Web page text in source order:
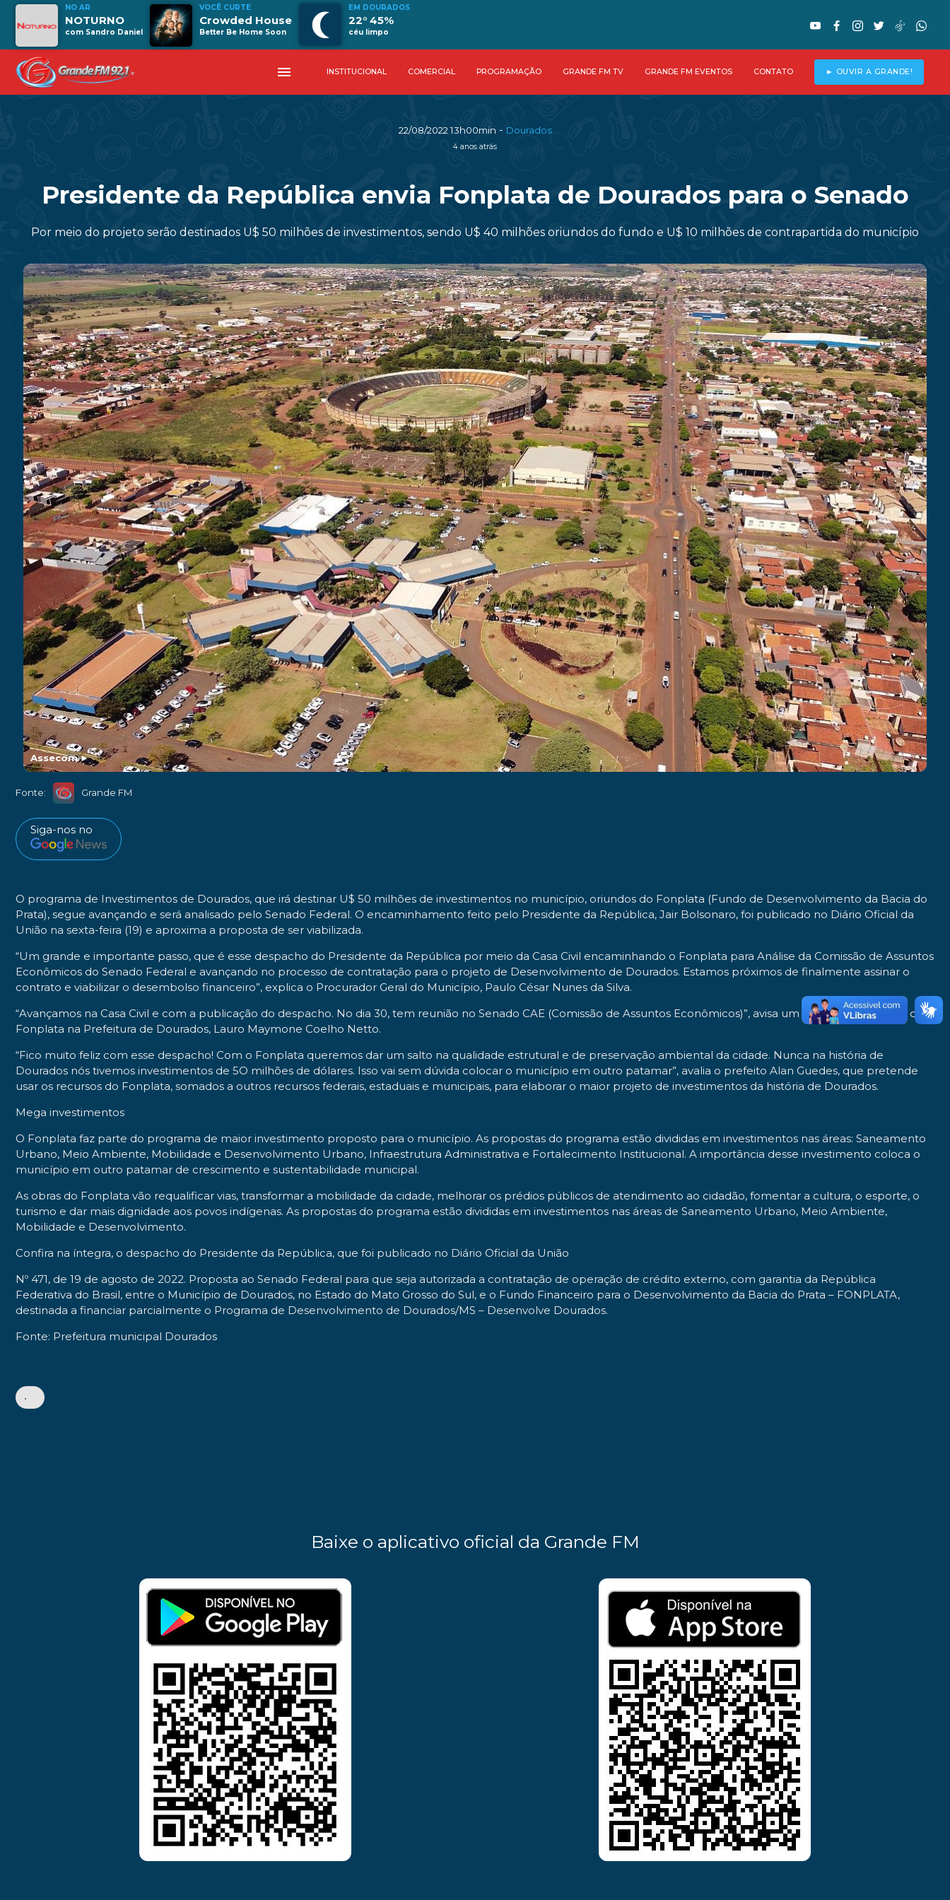
NO AR
NOTURNO
com Sandro Daniel
VOCÊ CURTE
Crowded House
Better Be Home Soon
EM DOURADOS
22° 45%
céu limpo
menu INSTITUCIONAL COMERCIAL PROGRAMAÇÃO GRANDE FM TV GRANDE FM EVENTOS CONTATO ► OUVIR A GRANDE!
22/08/2022 13h00min - Dourados
4 anos atrás
Presidente da República envia Fonplata de Dourados para o Senado
Por meio do projeto serão destinados U$ 50 milhões de investimentos, sendo U$ 40 milhões oriundos do fundo e U$ 10 milhões de contrapartida do município
Assecom►
Fonte: Grande FM
Siga-nos no
O programa de Investimentos de Dourados, que irá destinar U$ 50 milhões de investimentos no município, oriundos do Fonplata (Fundo de Desenvolvimento da Bacia do
Prata), segue avançando e será analisado pelo Senado Federal. O encaminhamento feito pelo Presidente da República, Jair Bolsonaro, foi publicado no Diário Oficial da
União na sexta-feira (19) e aproxima a proposta de ser viabilizada.
“Um grande e importante passo, que é esse despacho do Presidente da República por meio da Casa Civil encaminhando o Fonplata para Análise da Comissão de Assuntos
Econômicos do Senado Federal e avançando no processo de contratação para o projeto de Desenvolvimento de Dourados. Estamos próximos de finalmente assinar o
contrato e viabilizar o desembolso financeiro”, explica o Procurador Geral do Município, Paulo César Nunes da Silva.
“Avançamos na Casa Civil e com a publicação do despacho. No dia 30, tem reunião no Senado CAE (Comissão de Assuntos Econômicos)”, avisa um dos coordenadores do
Fonplata na Prefeitura de Dourados, Lauro Maymone Coelho Netto.
“Fico muito feliz com esse despacho! Com o Fonplata queremos dar um salto na qualidade estrutural e de preservação ambiental da cidade. Nunca na história de
Dourados nós tivemos investimentos de 5O milhões de dólares. Isso vai sem dúvida colocar o município em outro patamar”, avalia o prefeito Alan Guedes, que pretende
usar os recursos do Fonplata, somados a outros recursos federais, estaduais e municipais, para elaborar o maior projeto de investimentos da história de Dourados.
Mega investimentos
O Fonplata faz parte do programa de maior investimento proposto para o município. As propostas do programa estão divididas em investimentos nas áreas: Saneamento
Urbano, Meio Ambiente, Mobilidade e Desenvolvimento Urbano, Infraestrutura Administrativa e Fortalecimento Institucional. A importância desse investimento coloca o
município em outro patamar de crescimento e sustentabilidade municipal.
As obras do Fonplata vão requalificar vias, transformar a mobilidade da cidade, melhorar os prédios públicos de atendimento ao cidadão, fomentar a cultura, o esporte, o
turismo e dar mais dignidade aos povos indígenas. As propostas do programa estão divididas em investimentos nas áreas de Saneamento Urbano, Meio Ambiente,
Mobilidade e Desenvolvimento.
Confira na íntegra, o despacho do Presidente da República, que foi publicado no Diário Oficial da União
Nº 471, de 19 de agosto de 2022. Proposta ao Senado Federal para que seja autorizada a contratação de operação de crédito externo, com garantia da República
Federativa do Brasil, entre o Município de Dourados, no Estado do Mato Grosso do Sul, e o Fundo Financeiro para o Desenvolvimento da Bacia do Prata – FONPLATA,
destinada a financiar parcialmente o Programa de Desenvolvimento de Dourados/MS – Desenvolve Dourados.
Fonte: Prefeitura municipal Dourados
•
Baixe o aplicativo oficial da Grande FM